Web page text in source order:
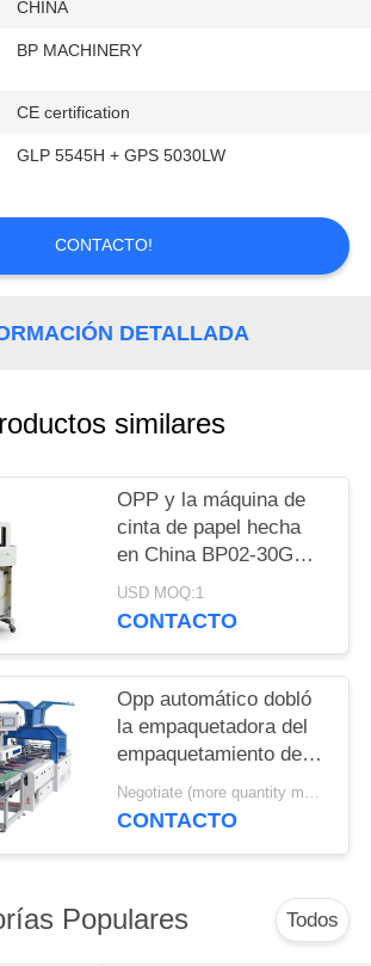
CHINA
BP MACHINERY
CE certification
GLP 5545H + GPS 5030LW
CONTACTO!
DETALLADA
similares
OPP y la máquina de
cinta de papel hecha
en China BP02-30G
hecha en China
utilizado para portátil y
USD MOQ:1
CONTACTO
Opp automático dobló
la empaquetadora del
empaquetamiento de la
película y para el sobre
de la revista del
Negotiate (more quantity more cheap ) MOQ:1 sistema
CONTACTO
Populares Todos